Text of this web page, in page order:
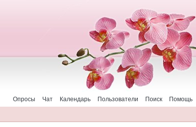
Помощь
Поиск
Пользователи
Календарь
Чат
Опросы